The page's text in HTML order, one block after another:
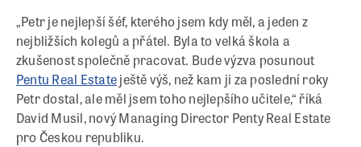
„Petr je nejlepší šéf, kterého jsem kdy měl, a jeden z
nejbližších kolegů a přátel. Byla to velká škola a
zkušenost společně pracovat. Bude výzva posunout
Pentu Real Estateještě výš, než kam ji za poslední roky
Petr dostal, ale měl jsem toho nejlepšího učitele,“ říká
David Musil, nový Managing Director Penty Real Estate
pro Českou republiku.